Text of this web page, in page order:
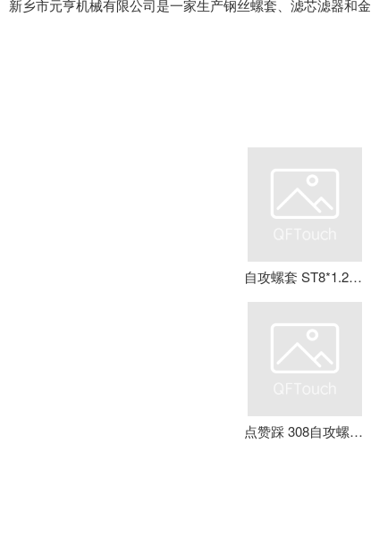
新乡市元亨机械有限公司是一家生产钢丝螺套、滤芯滤器和
自攻螺套 ST8*1.25*16 钢丝螺套 牙套 护套 元亨机械
点赞踩 308自攻螺套 元亨机械 铝合金 不锈钢 可定制 加强螺纹